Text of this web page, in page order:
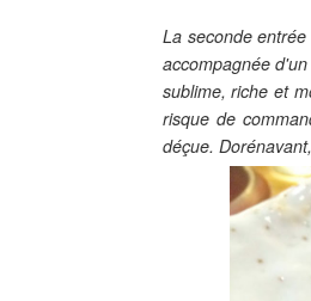
La seconde
accompagnée
sublime, riche et
risque de
déçue.